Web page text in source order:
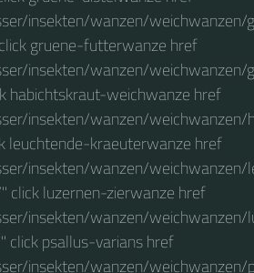
insekten/wanzen/weichwanzen/
gruene-futterwanze href
insekten/wanzen/weichwanzen/
habichtskraut-weichwanze href
insekten/wanzen/weichwanzen/
leuchtende-kraeuterwanze href
insekten/wanzen/weichwanzen/
click luzernen-zierwanze href
insekten/wanzen/weichwanzen/
click psallus-varians href
insekten/wanzen/weichwanzen/